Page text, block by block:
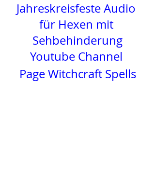
Jahreskreisfeste Audio
für Hexen mit
Sehbehinderung
Youtube Channel
Page Witchcraft Spells